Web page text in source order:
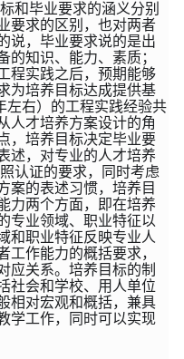
和毕业要求的涵义分别
要求的区别，也对两者
说，毕业要求说的是出
的知识、能力、素质；
程实践之后，预期能够
为培养目标达成提供基
左右）的工程实践经验共
人才培养方案设计的角
，培养目标决定毕业要
述，对专业的人才培养
认证的要求，同时考虑
案的表述习惯，培养目
力两个方面，即在培养
专业领域、职业特征以
和职业特征反映专业人
工作能力的概括要求，
应关系。培养目标的制
社会和学校、用人单位
相对宏观和概括，兼具
学工作，同时可以实现